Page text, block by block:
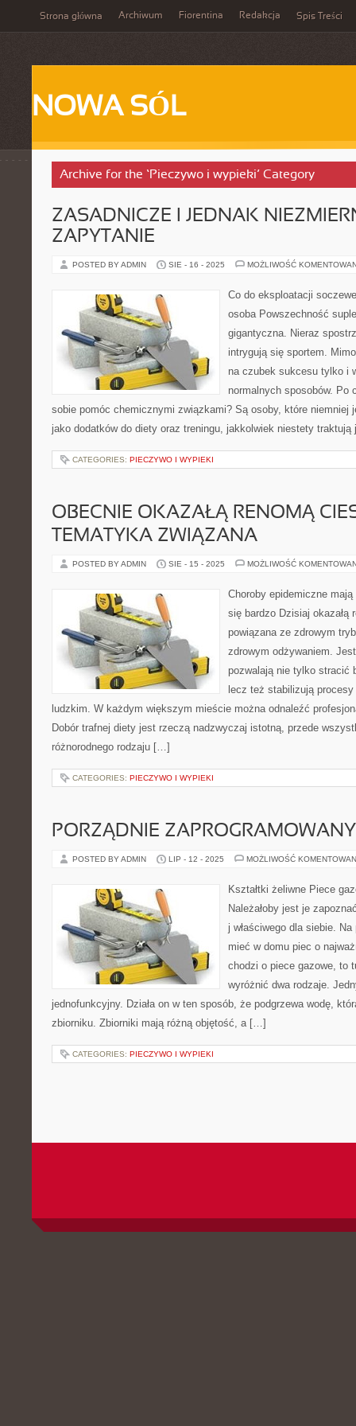
Strona główna Archiwum Fiorentina Redakcja Spis Treści
NOWA SÓL
Archive for the ‘Pieczywo i wypieki’ Category
ZASADNICZE I JEDNAK
ZAPYTANIE
POSTED BY ADMIN SIE - 16 - 2025 MOŻLIWOŚĆ
Co do eksploatacji
osoba Powszechność
gigantyczna. Nieraz
intrygują się sportem.
na czubek sukcesu tylko i
normalnych sposobów. Po
sobie pomóc chemicznymi związkami? Są osoby, które niemniej
jako dodatków do diety oraz treningu, jakkolwiek niestety
CATEGORIES: PIECZYWO I WYPIEKI
OBECNIE OKAZAŁĄ RENOMĄ
TEMATYKA ZWIĄZANA
POSTED BY ADMIN SIE - 15 - 2025 MOŻLIWOŚĆ
Choroby epidemiczne
się bardzo Dzisiaj
powiązana ze zdrowym
zdrowym odżywaniem.
pozwalają nie tylko stracić
lecz też stabilizują
ludzkim. W każdym większym mieście można odnaleźć
Dobór trafnej diety jest rzeczą nadzwyczaj istotną, przede
różnorodnego rodzaju […]
CATEGORIES: PIECZYWO I WYPIEKI
PORZĄDNIE
POSTED BY ADMIN LIP - 12 - 2025 MOŻLIWOŚĆ
Kształtki żeliwne Piece
Należałoby jest je
j właściwego dla siebie.
mieć w domu piec o
chodzi o piece gazowe, to
wyróżnić dwa rodzaje.
jednofunkcyjny. Działa on w ten sposób, że podgrzewa wodę,
zbiorniku. Zbiorniki mają różną objętość, a […]
CATEGORIES: PIECZYWO I WYPIEKI